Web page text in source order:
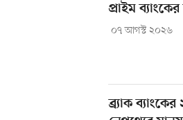
প্রাইম
০৭ আগস্ট ২০২৬
ব্র্যাক